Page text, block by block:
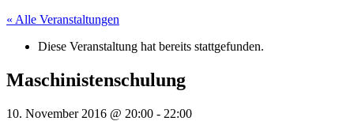
« Alle Veranstaltungen
Diese Veranstaltung hat bereits stattgefunden.
Maschinistenschulung
10. November 2016 @ 20:00 - 22:00